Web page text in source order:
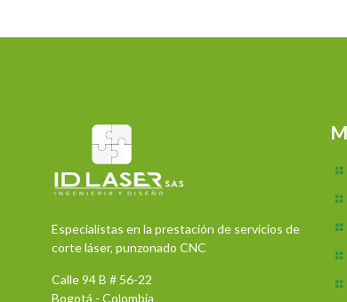
Especialistas en la prestación de servicios de
corte láser, punzonado CNC
Calle 94 B # 56-22
Bogotá - Colombia